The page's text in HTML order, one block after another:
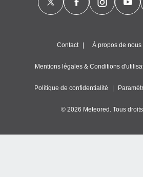
Contact À propos de nous
Mentions légales & Conditions
Politique de confidentialité
© 2026 Meteored. Tous